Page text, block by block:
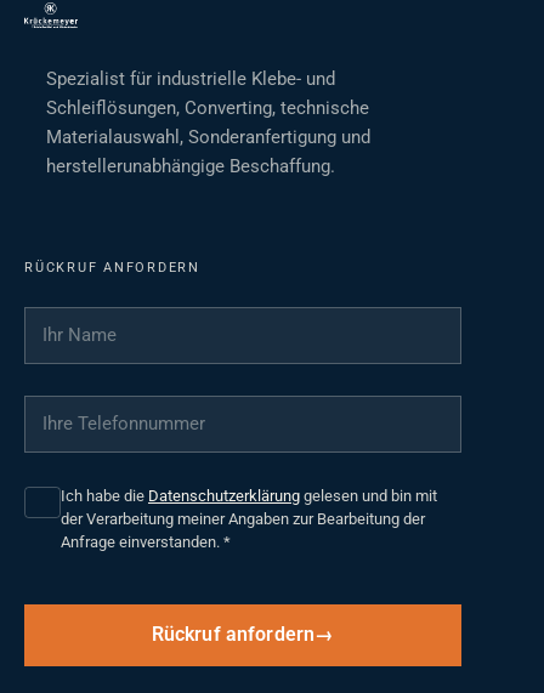
Spezialist für industrielle Klebe- und
Schleiflösungen, Converting, technische
Materialauswahl, Sonderanfertigung und
herstellerunabhängige Beschaffung.
RÜCKRUF ANFORDERN
Ihr Name
Ihre Telefonnummer
Ich habe die Datenschutzerklärung gelesen und bin mit
der Verarbeitung meiner Angaben zur Bearbeitung der
Anfrage einverstanden. *
Rückruf anfordern